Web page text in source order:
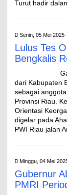
Turut hadir
Senin, 05 Mei 2025
Lulus Tes
Bengkalis
dari Kabupaten
sebagai
Provinsi Riau.
Orientasi
digelar pada
PWI Riau jalan
Minggu, 04 Mei
Gubernur
PMRI